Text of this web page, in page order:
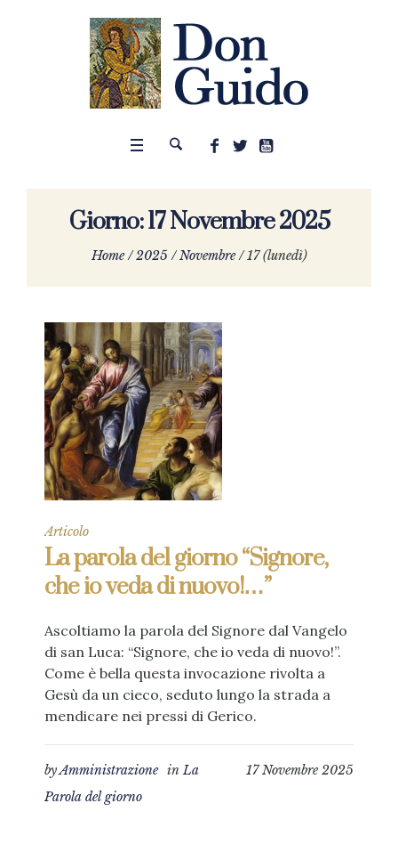
Giorno:17 Novembre 2025
Home /2025 /Novembre /17 (lunedì)
Articolo
La parola del giorno “Signore,
che io veda di nuovo!…”
Ascoltiamo la parola del Signore dal Vangelo
di san Luca: “Signore, che io veda di nuovo!”.
Come è bella questa invocazione rivolta a
Gesù da un cieco, seduto lungo la strada a
mendicare nei pressi di Gerico.
17 Novembre 2025
byAmministrazione inLa
Parola del giorno